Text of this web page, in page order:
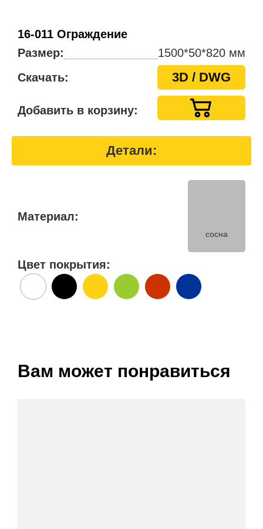
16-011 Ограждение
Размер:
1500*50*820 мм
Скачать:
3D / DWG
Добавить в корзину:
Детали:
Материал:
сосна
Цвет покрытия:
Вам может понравиться